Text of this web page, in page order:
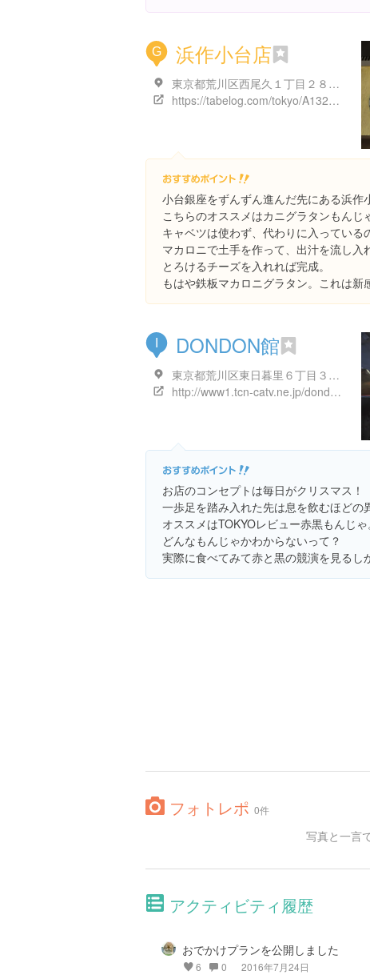
G 浜作小台店
東京都荒川区西尾久１丁目２８-６
https://tabelog.com/tokyo/A1323/A132301/13061497/
小台銀座をずんずん進んだ先にある浜作
こちらのオススメはカニグラタンもんじ
キャベツは使わず、代わりに入っている
マカロニで土手を作って、出汁を流し入
とろけるチーズを入れれば完成。
もはや鉄板マカロニグラタン。これは新
DONDON館
東京都荒川区東日暮里６丁目３３-６ ＤＯＮＤＯＮ館
http://www1.tcn-catv.ne.jp/dondonkan/
お店のコンセプトは毎日がクリスマス！
一歩足を踏み入れた先は息を飲むほどの
オススメはTOKYOレビュー赤黒もんじゃ
どんなもんじゃかわからないって？
実際に食べてみて赤と黒の競演を見るし
フォトレポ 0件
写真と一言
アクティビティ履歴
おでかけプランを公開しました
6 0 2016年7月24日